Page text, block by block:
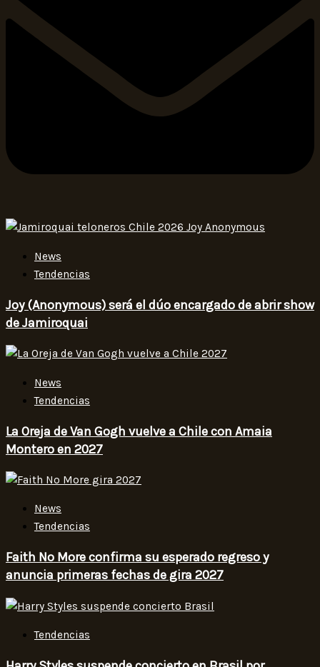
News
Tendencias
Joy (Anonymous) será el dúo encargado de abrir show
de Jamiroquai
News
Tendencias
La Oreja de Van Gogh vuelve a Chile con Amaia
Montero en 2027
News
Tendencias
Faith No More confirma su esperado regreso y
anuncia primeras fechas de gira 2027
Tendencias